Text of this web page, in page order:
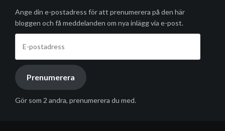
Ange din e-postadress för att prenumerera på den här
bloggen och få meddelanden om nya inlägg via e-post.
postadress
Prenumerera
Gör som 2 andra, prenumerera du med.